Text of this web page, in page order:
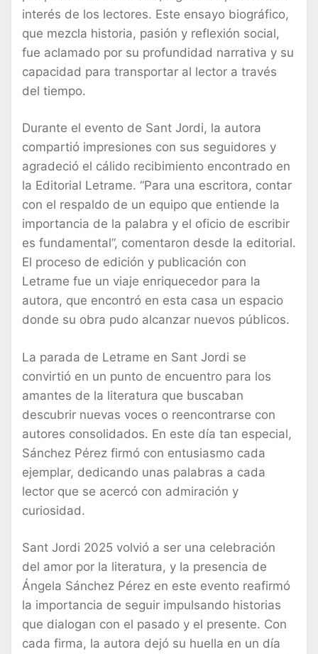
interés de los lectores. Este ensayo biográfico,
que mezcla historia, pasión y reflexión social,
fue aclamado por su profundidad narrativa y su
capacidad para transportar al lector a través
del tiempo.
Durante el evento de Sant Jordi, la autora
compartió impresiones con sus seguidores y
agradeció el cálido recibimiento encontrado en
la Editorial Letrame. “Para una escritora, contar
con el respaldo de un equipo que entiende la
importancia de la palabra y el oficio de escribir
es fundamental”, comentaron desde la editorial.
El proceso de edición y publicación con
Letrame fue un viaje enriquecedor para la
autora, que encontró en esta casa un espacio
donde su obra pudo alcanzar nuevos públicos.
La parada de Letrame en Sant Jordi se
convirtió en un punto de encuentro para los
amantes de la literatura que buscaban
descubrir nuevas voces o reencontrarse con
autores consolidados. En este día tan especial,
Sánchez Pérez firmó con entusiasmo cada
ejemplar, dedicando unas palabras a cada
lector que se acercó con admiración y
curiosidad.
Sant Jordi 2025 volvió a ser una celebración
del amor por la literatura, y la presencia de
Ángela Sánchez Pérez en este evento reafirmó
la importancia de seguir impulsando historias
que dialogan con el pasado y el presente. Con
cada firma, la autora dejó su huella en un día